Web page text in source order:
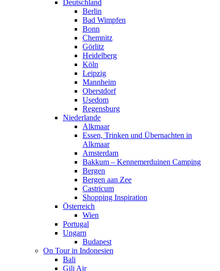
Deutschland
Berlin
Bad Wimpfen
Bonn
Chemnitz
Görlitz
Heidelberg
Köln
Leipzig
Mannheim
Oberstdorf
Usedom
Regensburg
Niederlande
Alkmaar
Essen, Trinken und Übernachten in
Alkmaar
Amsterdam
Bakkum – Kennemerduinen Camping
Bergen
Bergen aan Zee
Castricum
Shopping Inspiration
Österreich
Wien
Portugal
Ungarn
Budapest
On Tour in Indonesien
Bali
Gili Air